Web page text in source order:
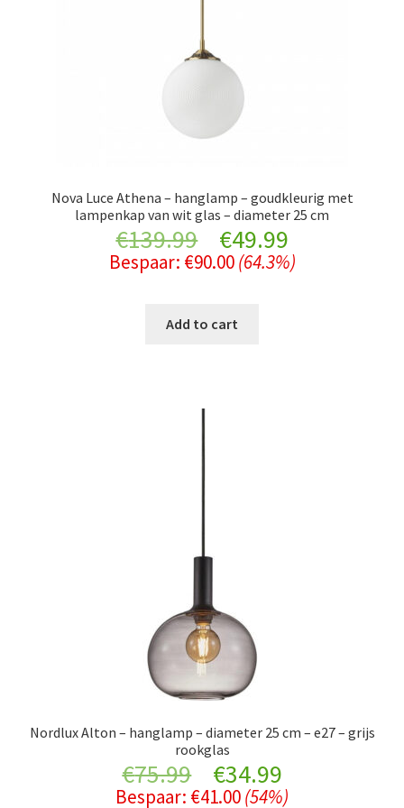
Nova Luce Athena – hanglamp – goudkleurig met
lampenkap van wit glas – diameter 25 cm
€139.99
Original
price
was:
€49.99Current
price
Bespaar: €90.00 (64.3%)
Add to cart
Nordlux Alton – hanglamp – diameter 25 cm – e27 – grijs
rookglas
€75.99
Original
€34.99Current
Bespaar: €41.00(54%)